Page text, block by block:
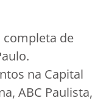
completa de
na Capital
ABC Paulista,